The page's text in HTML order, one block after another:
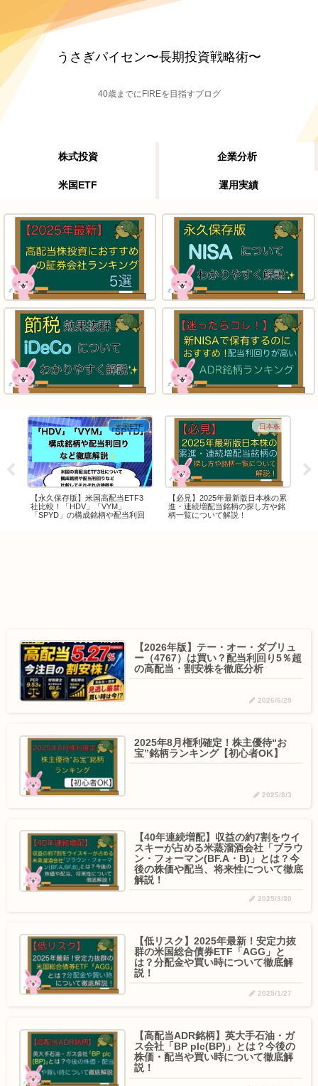
うさぎパイセン〜長期投資戦略術〜
40歳までにFIREを目指すブログ
株式投資 企業分析
米国ETF 運用実績
米国ETF
【永久保存版】米国高配当ETF3
社比較！「HDV」「VYM」
「SPYD」の構成銘柄や配当利回
日本株
【必見】2025年最新版日本株の累
進・連続増配当銘柄の探し方や銘
柄一覧について解説！
【2026年版】テー・オー・ダブリュ
ー（4767）は買い？配当利回り5％超
の高配当・割安株を徹底分析
2026/6/29
2025年8月権利確定！株主優待“お
宝”銘柄ランキング【初心者OK】
2025/8/3
【40年連続増配】収益の約7割をウイ
スキーが占める米蒸溜酒会社「ブラウ
ン・フォーマン(BF.A・B)」とは？今
後の株価や配当、将来性について徹底
解説！
2025/3/30
【低リスク】2025年最新！安定力抜
群の米国総合債券ETF「AGG」と
は？分配金や買い時について徹底解
説！
2025/1/27
【高配当ADR銘柄】英大手石油・ガ
ス会社「BP plc(BP)」とは？今後の
株価・配当や買い時について徹底解
説！